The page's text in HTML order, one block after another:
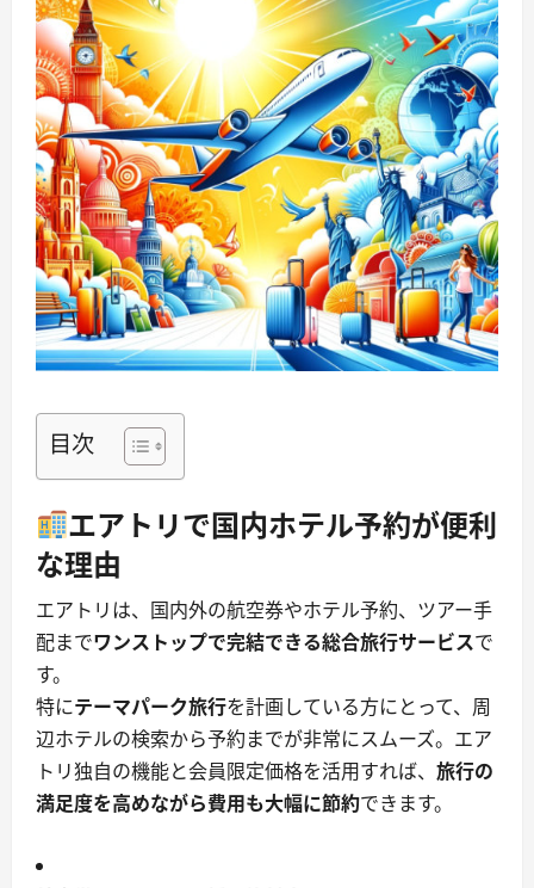
目次
エアトリで国内ホテル予約が便利
な理由
エアトリは、国内外の航空券やホテル予約、ツアー手
配までワンストップで完結できる総合旅行サービスで
す。
特にテーマパーク旅行を計画している方にとって、周
辺ホテルの検索から予約までが非常にスムーズ。エア
トリ独自の機能と会員限定価格を活用すれば、 旅行の
満足度を高めながら費用も大幅に節約できます。